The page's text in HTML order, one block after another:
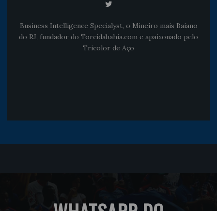
Business Intelligence Specialyst, o Mineiro mais Baiano
do RJ, fundador do Torcidabahia.com e apaixonado pelo
Tricolor de Aço